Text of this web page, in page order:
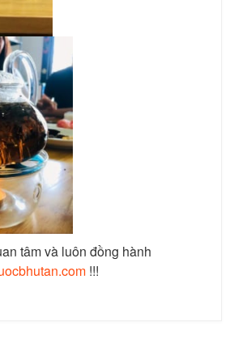
tâm và luôn đồng hành
!!!